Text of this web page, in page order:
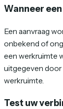
Wanneer
Een aanvraag
onbekend of
een werkruimte
uitgegeven door
werkruimte.
Test uw